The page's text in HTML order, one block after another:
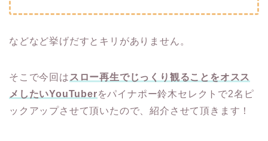
などなど挙げだすとキリがありません。
そこで今回は スロー再生でじっくり観ることをオスス
メしたいYouTuberをパイナポー鈴木セレクトで2名ピ
ックアップさせて頂いたので、紹介させて頂きます！